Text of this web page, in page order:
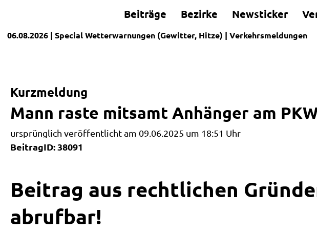
Beiträge Bezirke Newsticker
06.08.2026 | SpecialWetterwarnungen (Gewitter, Hitze) | Verkehrsmeldungen
Kurzmeldung
Mann raste mitsamt Anhänger am
ursprünglich veröffentlicht am 09.06.2025 um 18:51 Uhr
BeitragID: 38091
Beitrag aus rechtlichen
abrufbar!